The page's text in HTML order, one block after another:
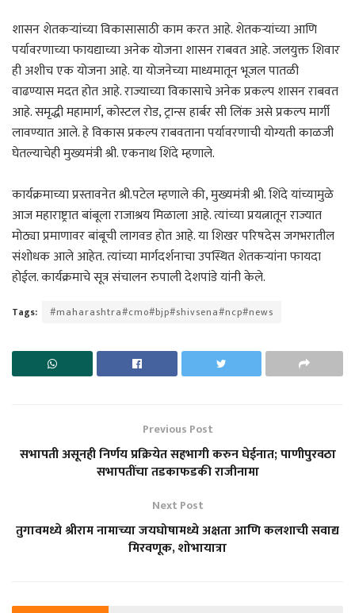
शासन शेतकऱ्यांच्या विकासासाठी काम करत आहे. शेतकऱ्यांच्या आणि
पर्यावरणाच्या फायद्याच्या अनेक योजना शासन राबवत आहे. जलयुक्त शिवार
ही अशीच एक योजना आहे. या योजनेच्या माध्यमातून भूजल पातळी
वाढण्यास मदत होत आहे. राज्याच्या विकासाचे अनेक प्रकल्प शासन राबवत
आहे. समृद्धी महामार्ग, कोस्टल रोड, ट्रान्स हार्बर सी लिंक असे प्रकल्प मार्गी
लावण्यात आले. हे विकास प्रकल्प राबवताना पर्यावरणाची योग्यती काळजी
घेतल्याचेही मुख्यमंत्री श्री. एकनाथ शिंदे म्हणाले.
कार्यक्रमाच्या प्रस्तावनेत श्री.पटेल म्हणाले की, मुख्यमंत्री श्री. शिंदे यांच्यामुळे
आज महाराष्ट्रात बांबूला राजाश्रय मिळाला आहे. त्यांच्या प्रयत्नातून राज्यात
मोठ्या प्रमाणावर बांबूची लागवड होत आहे. या शिखर परिषदेस जगभरातील
संशोधक आले आहेत. त्यांच्या मार्गदर्शनाचा उपस्थित शेतकऱ्यांना फायदा
होईल. कार्यक्रमाचे सूत्र संचालन रुपाली देशपांडे यांनी केले.
Tags: #maharashtra#cmo#bjp#shivsena#ncp#news
Previous Post
सभापती असूनही निर्णय प्रक्रियेत सहभागी करुन घेईनात; पाणीपुरवठा
सभापतींचा तडकाफडकी राजीनामा
Next Post
तुगावमध्ये श्रीराम नामाच्या जयघोषामध्ये अक्षता आणि कलशाची सवाद्य
मिरवणूक, शोभायात्रा